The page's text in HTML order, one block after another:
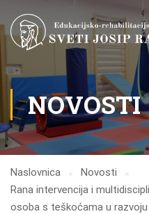
NOVOSTI
Naslovnica
Novosti
Rana intervencija i
osoba s teškoćama u razvoju